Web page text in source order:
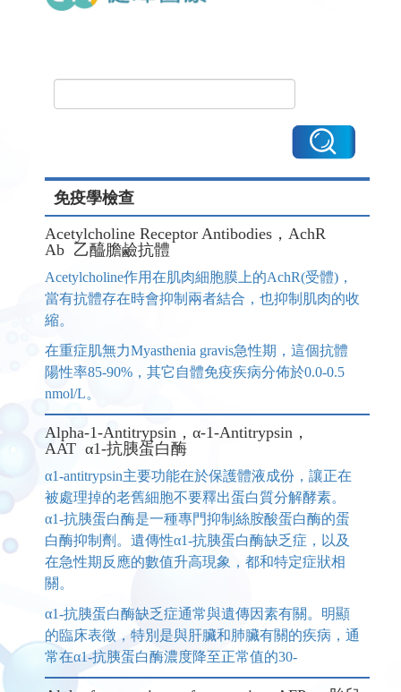
免疫學檢查
Acetylcholine Receptor Antibodies，AchR
Ab 乙醯膽鹼抗體
Acetylcholine作用在肌肉細胞膜上的AchR(受體)，
當有抗體存在時會抑制兩者結合，也抑制肌肉的收
縮。
在重症肌無力Myasthenia gravis急性期，這個抗體
陽性率85-90%，其它自體免疫疾病分佈於0.0-0.5
nmol/L。
Alpha-1-Antitrypsin，α-1-Antitrypsin，
AAT α1-抗胰蛋白酶
α1-antitrypsin主要功能在於保護體液成份，讓正在
被處理掉的老舊細胞不要釋出蛋白質分解酵素。
α1-抗胰蛋白酶是一種專門抑制絲胺酸蛋白酶的蛋
白酶抑制劑。遺傳性α1-抗胰蛋白酶缺乏症，以及
在急性期反應的數值升高現象，都和特定症狀相
關。
α1-抗胰蛋白酶缺乏症通常與遺傳因素有關。明顯
的臨床表徵，特別是與肝臟和肺臟有關的疾病，通
常在α1-抗胰蛋白酶濃度降至正常值的30-